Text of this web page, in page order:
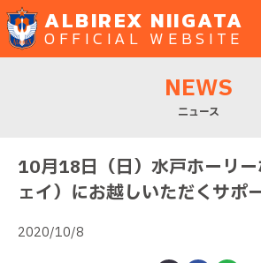
ALBIREX NIIGATA
OFFICIAL WEBSITE
NEWS
ニュース
10月18日（日）水戸ホーリ
ェイ）にお越しいただくサポ
2020/10/8